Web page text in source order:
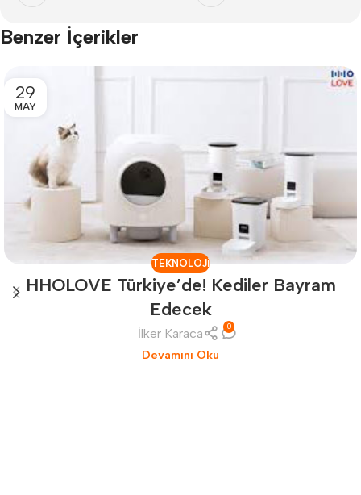
Benzer İçerikler
29
MAY
TEKNOLOJI
HHOLOVE Türkiye’de! Kediler Bayram
Edecek
İlker Karaca 0
Devamını Oku